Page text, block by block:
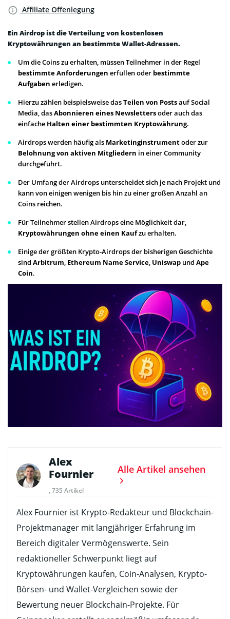
Ein Airdrop ist die Verteilung von kostenlosen
Kryptowährungen an bestimmte Wallet-Adressen.
Um die Coins zu erhalten, müssen Teilnehmer in der Regel
bestimmte Anforderungen erfüllen oder bestimmte
Aufgaben erledigen.
Hierzu zählen beispielsweise dasTeilen von Postsauf Social
Media, dasAbonnieren eines Newslettersoder auch das
einfache Halten einer bestimmten Kryptowährung.
Airdrops werden häufig als Marketinginstrumentoder zur
Belohnung von aktiven Mitgliedern in einer Community
durchgeführt.
Der Umfang der Airdrops unterscheidet sich je nach Projekt und
kann von einigen wenigen bis hin zu einer großen Anzahl an
Coins reichen.
Für Teilnehmer stellen Airdrops eine Möglichkeit dar,
Kryptowährungen ohne einen Kaufzu erhalten.
Einige der größten Krypto-Airdrops der bisherigen Geschichte
sind Arbitrum, Ethereum Name Service, Uniswap und Ape
Coin.
Alex
Fournier
, 735 Artikel
Alle Artikel ansehen
Alex Fournier ist Krypto-Redakteur und Blockchain-
Projektmanager mit langjähriger Erfahrung im
Bereich digitaler Vermögenswerte. Sein
redaktioneller Schwerpunkt liegt auf
Kryptowährungen kaufen, Coin-Analysen, Krypto-
Börsen- und Wallet-Vergleichen sowie der
Bewertung neuer Blockchain-Projekte. Für
Affiliate Offenlegung